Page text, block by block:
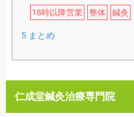
18時以降営業 整体 鍼灸
5まとめ
仁成堂鍼灸治療専門院